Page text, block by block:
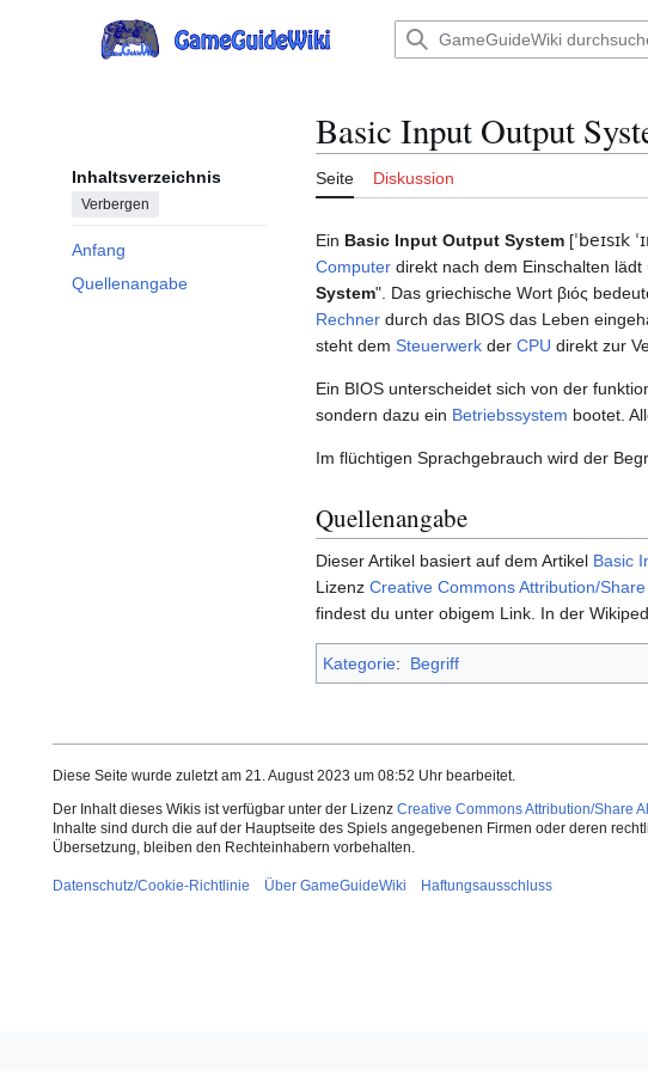
Hauptmenü
Inhaltsverzeichnis
Verbergen
Anfang
Quellenangabe
Basic Input Output
Seite Diskussion
Ein Basic Input Output System [ˈbeɪsɪk
Computer direkt nach dem Einschalten
System". Das griechische Wort βιός
Rechner durch das BIOS das Leben
steht dem Steuerwerk der CPU direkt zur
Ein BIOS unterscheidet sich von der
sondern dazu ein Betriebssystem bootet.
Im flüchtigen Sprachgebrauch wird der
Quellenangabe
Dieser Artikel basiert auf dem Artikel Basic
Lizenz Creative Commons Attribution/Share
findest du unter obigem Link. In der
Kategorie: Begriff
Diese Seite wurde zuletzt am 21. August 2023 um 08:52 Uhr bearbeitet.
Der Inhalt dieses Wikis ist verfügbar unter der Lizenz Creative Commons Attribution/Share
Inhalte sind durch die auf der Hauptseite des Spiels angegebenen Firmen oder deren
Übersetzung, bleiben den Rechteinhabern vorbehalten.
Datenschutz/Cookie-Richtlinie Über GameGuideWiki Haftungsausschluss